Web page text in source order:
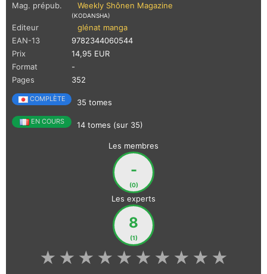
Mag. prépub.
Weekly Shônen Magazine
(KODANSHA)
Editeur
glénat manga
EAN-13
9782344060544
Prix
14,95 EUR
Format
-
Pages
352
COMPLÈTE 35 tomes
EN COURS 14 tomes (sur 35)
Les membres
-
(0)
Les experts
8
(1)
★
★
★
★
★
★
★
★
★
★